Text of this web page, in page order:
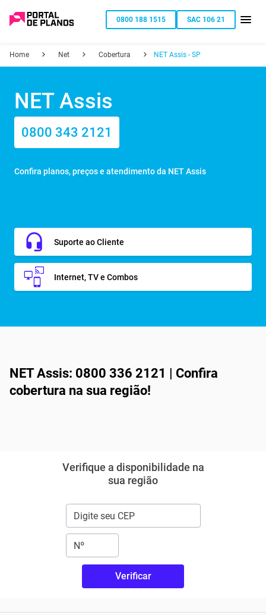
0800 188 1515 SAC 106 21
Home Net Cobertura NET Assis - SP
NET Assis
0800 343 2121
Confira planos, preços e atendimento da NET Assis
Suporte ao Cliente
Internet, TV e Combos
NET Assis: 0800 336 2121 | Confira
cobertura na sua região!
Verifique a disponibilidade na
sua região
Verificar